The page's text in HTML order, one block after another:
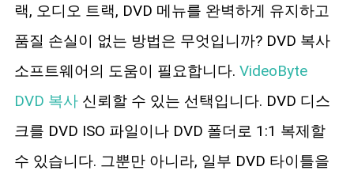
랙, 오디오 트랙, DVD 메뉴를 완벽하게 유지하고
품질 손실이 없는 방법은 무엇입니까? DVD 복사
소프트웨어의 도움이 필요합니다. VideoByte
DVD 복사신뢰할 수 있는 선택입니다. DVD 디스
크를 DVD ISO 파일이나 DVD 폴더로 1:1 복제할
수 있습니다. 그뿐만 아니라, 일부 DVD 타이틀을